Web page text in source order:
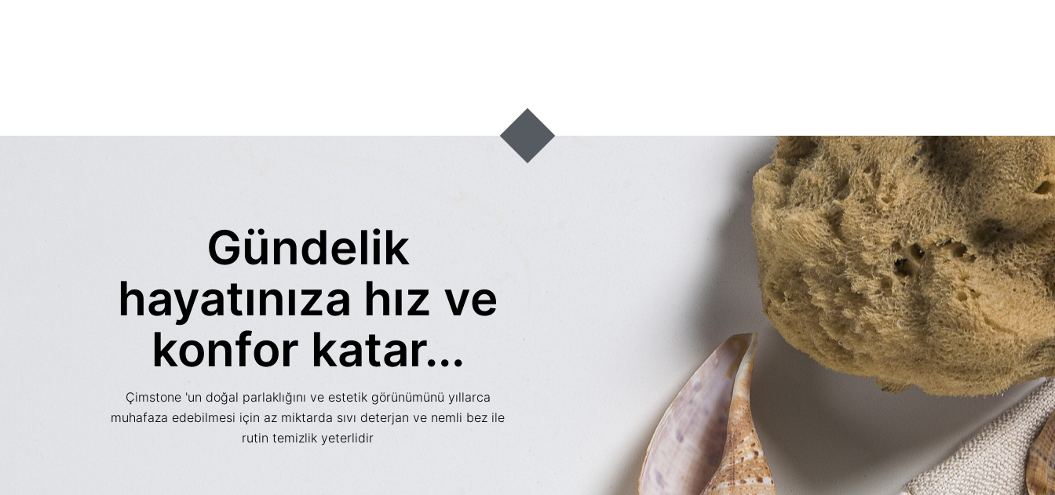
Gündelik
hayatınıza hız ve
konfor katar...
Çimstone 'un doğal parlaklığını ve estetik görünümünü yıllarca
muhafaza edebilmesi için az miktarda sıvı deterjan ve nemli bez ile
rutin temizlik yeterlidir